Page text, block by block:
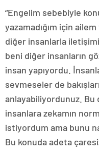
“Engelim sebebiyle
yazamadığım için ailem
diğer insanlarla
beni diğer insanların
insan yapıyordu.
sevmeseler de
anlayabiliyordunuz.
insanlara zekamın
istiyordum ama bunu
Bu konuda adeta